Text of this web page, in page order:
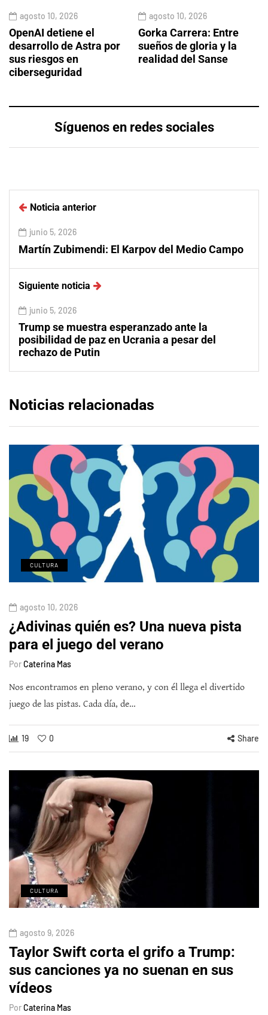
agosto 10, 2026
OpenAI detiene el
desarrollo de Astra por
sus riesgos en
ciberseguridad
agosto 10, 2026
Gorka Carrera: Entre
sueños de gloria y la
realidad del Sanse
Síguenos en redes sociales
Noticia anterior
junio 5, 2026
Martín Zubimendi: El Karpov del Medio Campo
Siguiente noticia
junio 5, 2026
Trump se muestra esperanzado ante la
posibilidad de paz en Ucrania a pesar del
rechazo de Putin
Noticias relacionadas
CULTURA
agosto 10, 2026
¿Adivinas quién es? Una nueva pista
para el juego del verano
PorCaterina Mas
Nos encontramos en pleno verano, y con él llega el divertido
juego de las pistas. Cada día, de…
19 0 Share
CULTURA
agosto 9, 2026
Taylor Swift corta el grifo a Trump:
sus canciones ya no suenan en sus
vídeos
PorCaterina Mas